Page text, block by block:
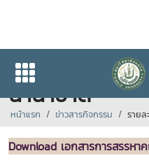
การสรรหาคณ
นานาชาติ
หน้าแรก ข่าวสารกิจกรรม รายล
Download เอกสารการสรรห